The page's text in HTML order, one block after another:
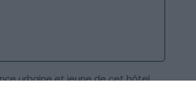
urbaine et jeune de cet hôtel.